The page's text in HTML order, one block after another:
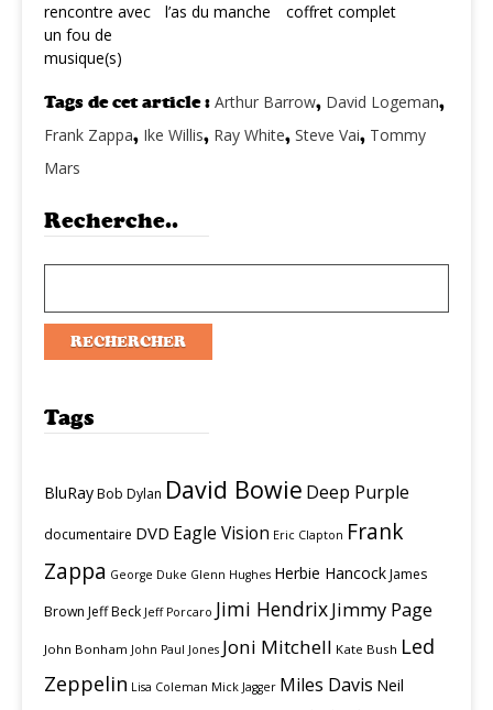
rencontre avec
un fou de
musique(s)
l’as du manche
coffret complet
Tags de cet article : Arthur Barrow, David Logeman,
Frank Zappa, Ike Willis, Ray White, Steve Vai, Tommy
Mars
Recherche..
Tags
BluRayBob Dylan David Bowie Deep Purple
documentaire DVD Eagle Vision Eric Clapton Frank
Zappa George Duke Glenn Hughes Herbie HancockJames
Brown Jeff Beck Jeff Porcaro Jimi HendrixJimmy Page
John Bonham John Paul Jones Joni Mitchell Kate Bush Led
Zeppelin Lisa Coleman Mick Jagger Miles Davis Neil